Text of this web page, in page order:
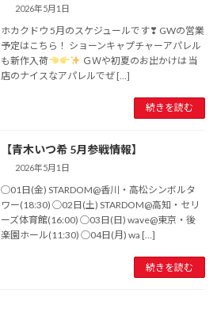
2026年5月1日
ホカクドウ 5月のスケジュールです❣ GWの営業
予定はこちら！ ショーンキャプチャーアパレル
も新作入荷
ＧＷや初夏のお出かけは 当
店のナイスなアパレルでぜ […]
続きを読む
【青木いつ希 5月参戦情報】
2026年5月1日
◯01日(金) STARDOM@香川・高松シンボルタ
ワー(18:30) ◯02日(土) STARDOM@高知・セリ
ーズ体育館(16:00) ◯03日(日) wave@東京・後
楽園ホール(11:30) ◯04日(月) wa […]
続きを読む